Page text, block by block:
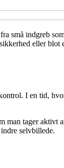
små indgreb
eller
I en tid,
tager
selvbillede.